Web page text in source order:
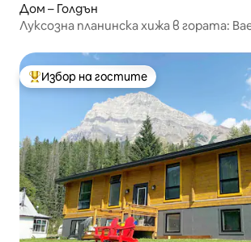
Дом – Голдън
Луксозна планинска хижа в гората:
Най-популярен избор на гостите
Избор на гостите